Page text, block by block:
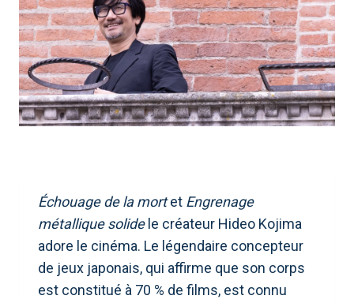
Échouage de la mortet Engrenage
métallique solidele créateur Hideo Kojima
adore le cinéma. Le légendaire concepteur
de jeux japonais, qui affirme que son corps
est constitué à 70 % de films, est connu